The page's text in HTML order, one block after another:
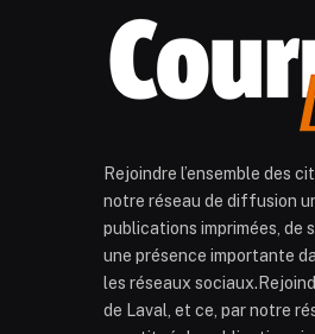
Rejoindre l’ensemble des
notre réseau de diffusion
publications imprimées, de
une présence importante
les réseaux
de Laval, et ce, par notre